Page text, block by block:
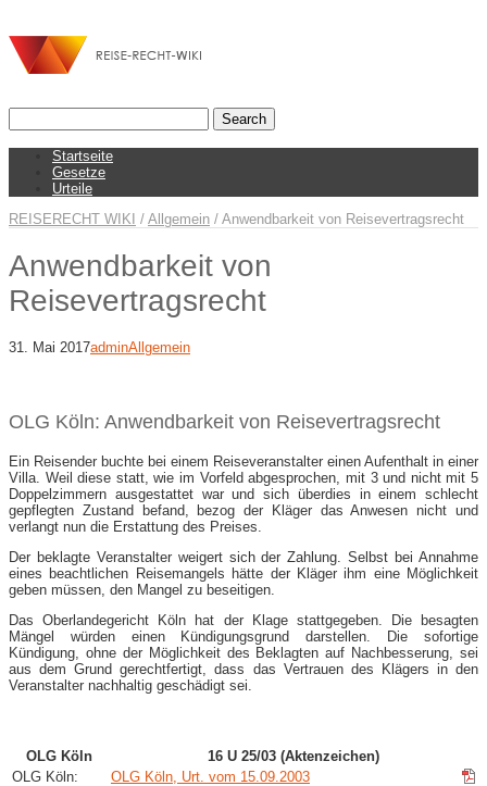
Startseite
Gesetze
Urteile
REISERECHT WIKI / Allgemein / Anwendbarkeit von Reisevertragsrecht
Anwendbarkeit von
Reisevertragsrecht
31. Mai 2017adminAllgemein
OLG Köln: Anwendbarkeit von Reisevertragsrecht
Ein Reisender buchte bei einem Reiseveranstalter einen Aufenthalt in einer
Villa. Weil diese statt, wie im Vorfeld abgesprochen, mit 3 und nicht mit 5
Doppelzimmern ausgestattet war und sich überdies in einem schlecht
gepflegten Zustand befand, bezog der Kläger das Anwesen nicht und
verlangt nun die Erstattung des Preises.
Der beklagte Veranstalter weigert sich der Zahlung. Selbst bei Annahme
eines beachtlichen Reisemangels hätte der Kläger ihm eine Möglichkeit
geben müssen, den Mangel zu beseitigen.
Das Oberlandegericht Köln hat der Klage stattgegeben. Die besagten
Mängel würden einen Kündigungsgrund darstellen. Die sofortige
Kündigung, ohne der Möglichkeit des Beklagten auf Nachbesserung, sei
aus dem Grund gerechtfertigt, dass das Vertrauen des Klägers in den
Veranstalter nachhaltig geschädigt sei.
OLG Köln
16 U 25/03 (Aktenzeichen)
OLG Köln:
OLG Köln, Urt. vom 15.09.2003